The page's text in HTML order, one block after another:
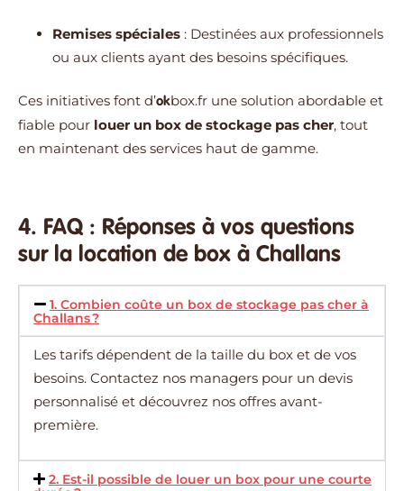
Remises spéciales : Destinées aux professionnels
ou aux clients ayant des besoins spécifiques.
Ces initiatives font d’okbox.fr une solution abordable et
fiable pour louer un box de stockage pas cher, tout
en maintenant des services haut de gamme.
4. FAQ : Réponses à vos questions
sur la location de box à Challans
1. Combien coûte un box de stockage pas cher à
Challans ?
Les tarifs dépendent de la taille du box et de vos
besoins. Contactez nos managers pour un devis
personnalisé et découvrez nos offres avant-
première.
2. Est-il possible de louer un box pour une courte